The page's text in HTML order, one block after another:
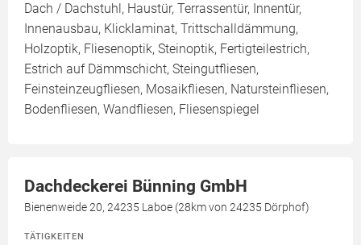
Dach / Dachstuhl, Haustür, Terrassentür, Innentür,
Innenausbau, Klicklaminat, Trittschalldämmung,
Holzoptik, Fliesenoptik, Steinoptik, Fertigteilestrich,
Estrich auf Dämmschicht, Steingutfliesen,
Feinsteinzeugfliesen, Mosaikfliesen, Natursteinfliesen,
Bodenfliesen, Wandfliesen, Fliesenspiegel
Dachdeckerei Bünning GmbH
Bienenweide 20, 24235 Laboe (28km von 24235 Dörphof)
TÄTIGKEITEN